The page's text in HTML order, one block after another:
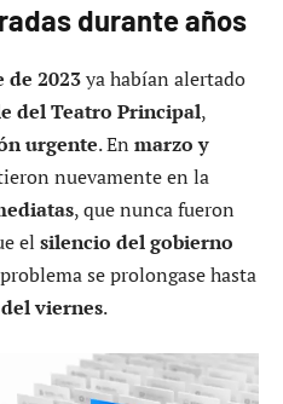
durante años
de 2023ya habían alertado
del Teatro Principal,
urgente. En marzo y
nuevamente en la
, que nunca fueron
el silencio del gobierno
se prolongase hasta
viernes.